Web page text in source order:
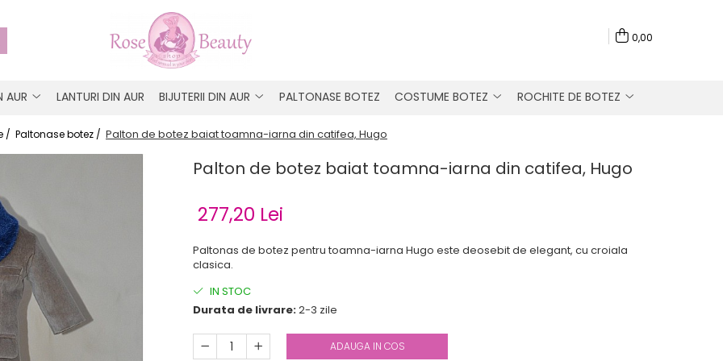
0,00
AUR LANTURI DIN AUR BIJUTERII DIN AUR PALTONASE BOTEZ COSTUME BOTEZ ROCHITE DE BOTEZ
/ Paltonase botez / Palton de botez baiat toamna-iarna din catifea, Hugo
Palton de botez baiat toamna-iarna din catifea, Hugo
277,20 Lei
Paltonas de botez pentru toamna-iarna Hugo este deosebit de elegant, cu croiala
clasica.
IN STOC
Durata de livrare:2-3 zile
ADAUGA IN COS